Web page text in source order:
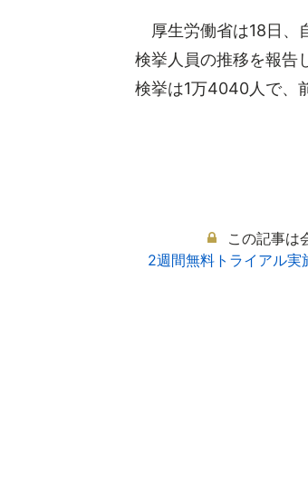
厚生労働省は18日、
検挙人員の推移を報告
検挙は1万4040人で、
この記事は
2週間無料トライアル実